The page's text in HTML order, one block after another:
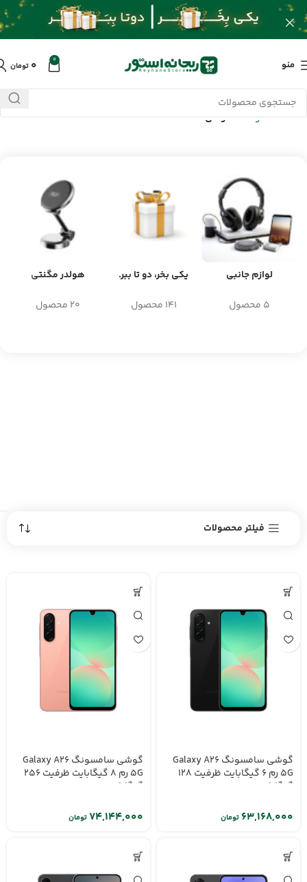
منو 0 ۰ تومان
خانه/محصولات/گوشی
لوازم جانبی
5 محصول
یکی بخر، دو تا ببر.
141 محصول
هولدر مگنتی
20 محصول
فیلتر محصولات
گوشی سامسونگ Galaxy A26
5G رم 6 گیگابایت ظرفیت 128
گیگابایت
تومان
گوشی سامسونگ Galaxy A26
5G رم 8 گیگابایت ظرفیت 256
گیگابایت
تومان